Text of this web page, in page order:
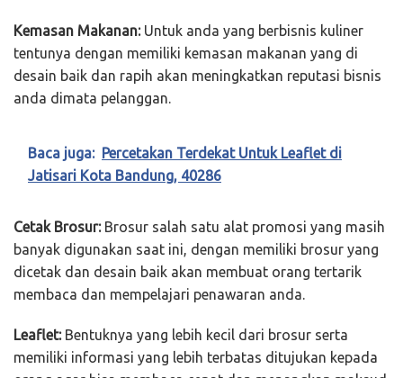
Kemasan Makanan:Untuk anda yang berbisnis kuliner
tentunya dengan memiliki kemasan makanan yang di
desain baik dan rapih akan meningkatkan reputasi bisnis
anda dimata pelanggan.
Baca juga: Percetakan Terdekat Untuk Leaflet di
Jatisari Kota Bandung, 40286
Cetak Brosur:Brosur salah satu alat promosi yang masih
banyak digunakan saat ini, dengan memiliki brosur yang
dicetak dan desain baik akan membuat orang tertarik
membaca dan mempelajari penawaran anda.
Leaflet:Bentuknya yang lebih kecil dari brosur serta
memiliki informasi yang lebih terbatas ditujukan kepada